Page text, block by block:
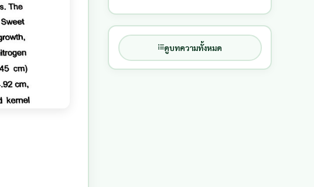
ดูบทความทั้งหมด